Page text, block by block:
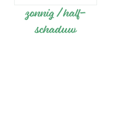
zonnig / half-
schaduw